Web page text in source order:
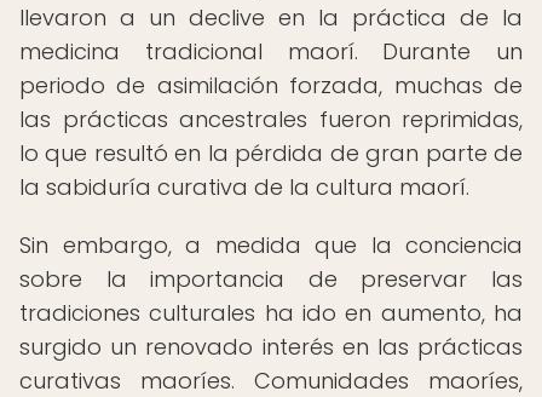
llevaron a un declive en la práctica de la
medicina tradicional maorí. Durante un
periodo de asimilación forzada, muchas de
las prácticas ancestrales fueron reprimidas,
lo que resultó en la pérdida de gran parte de
la sabiduría curativa de la cultura maorí.
Sin embargo, a medida que la conciencia
sobre la importancia de preservar las
tradiciones culturales ha ido en aumento, ha
surgido un renovado interés en las prácticas
curativas maoríes. Comunidades maoríes,